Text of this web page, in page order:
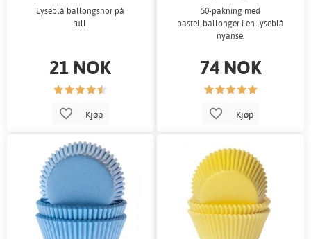
Lyseblå ballongsnor på
rull.
21 NOK
Kjøp
50-pakning med
pastellballonger i en lyseblå
nyanse.
74 NOK
Kjøp